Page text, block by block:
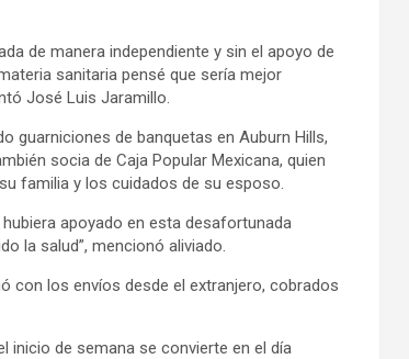
de manera independiente y sin el apoyo de
sanitaria pensé que sería mejor
José Luis Jaramillo.
guarniciones de banquetas en Auburn Hills,
socia de Caja Popular Mexicana, quien
familia y los cuidados de su esposo.
apoyado en esta desafortunada
la salud”, mencionó aliviado.
con los envíos desde el extranjero, cobrados
inicio de semana se convierte en el día